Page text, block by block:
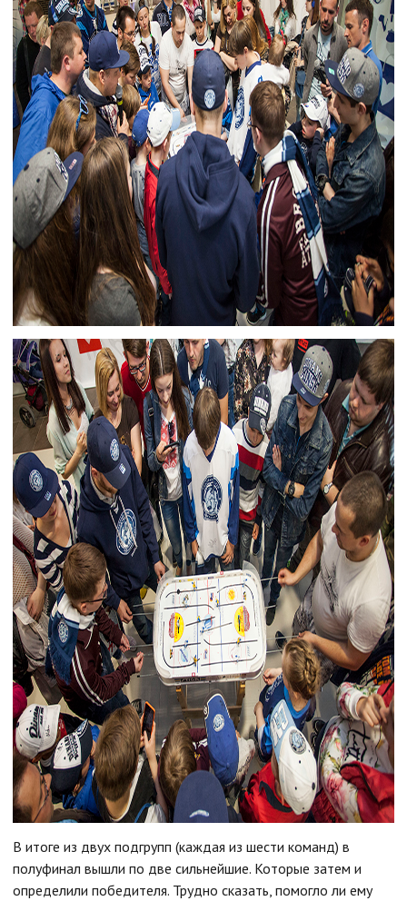
В итоге из двух подгрупп (каждая из шести команд) в
полуфинал вышли по две сильнейшие. Которые затем и
определили победителя. Трудно сказать, помогло ли ему